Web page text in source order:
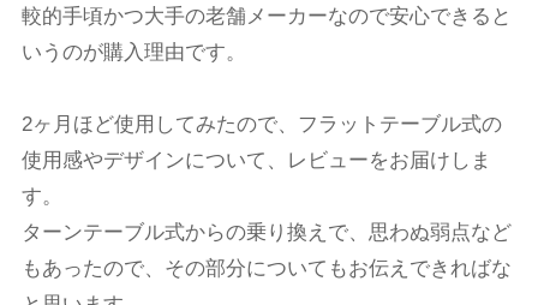
較的手頃かつ大手の老舗メーカーなので安心できると
いうのが購入理由です。
2ヶ月ほど使用してみたので、フラットテーブル式の
使用感やデザインについて、レビューをお届けしま
す。
ターンテーブル式からの乗り換えで、思わぬ弱点など
もあったので、その部分についてもお伝えできればな